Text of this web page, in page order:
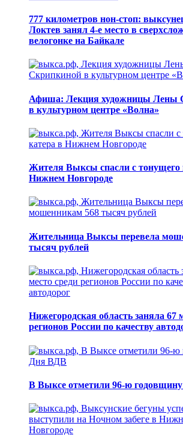
777 километров нон-стоп:
Локтев занял 4-е место в
велогонке на Байкале
Афиша: Лекция художницы Лены
в культурном центре «Волна»
Жителя Выксы спасли с тонущего
Нижнем Новгороде
Жительница Выксы перевела
тысяч рублей
Нижегородская область заняла 67
регионов России по качеству
В Выксе отметили 96-ю